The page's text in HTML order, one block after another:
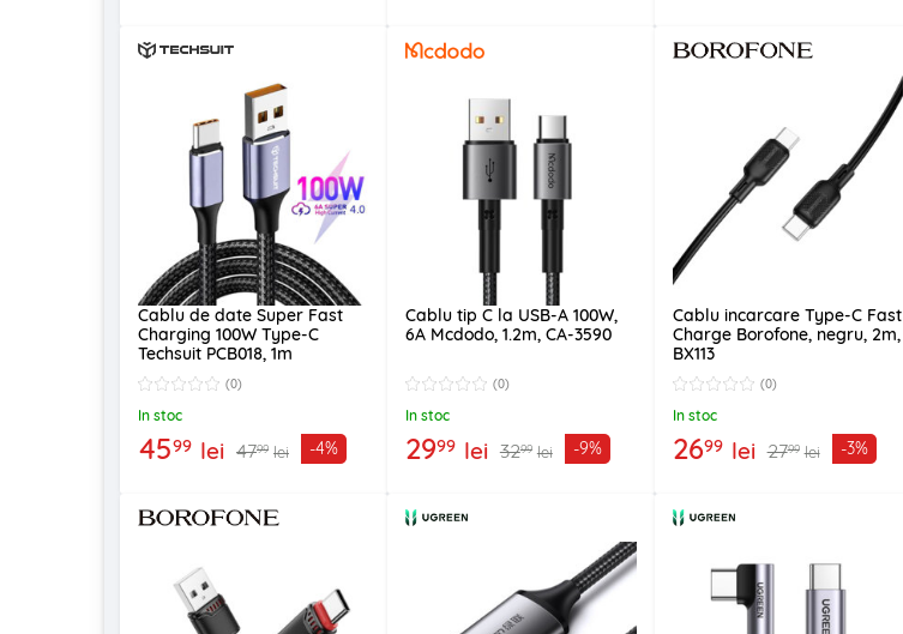
Cablu de date Super Fast
Charging 100W Type-C
Techsuit PCB018, 1m
(0)
In stoc
4599 lei 4799 lei -4%
Cablu tip C la USB-A 100W,
6A Mcdodo, 1.2m, CA-3590
(0)
In stoc
2999 lei 3299 lei -9%
Cablu incarcare Type-C Fast
Charge Borofone, negru, 2m,
BX113
(0)
In stoc
2699 lei 2799 lei -3%